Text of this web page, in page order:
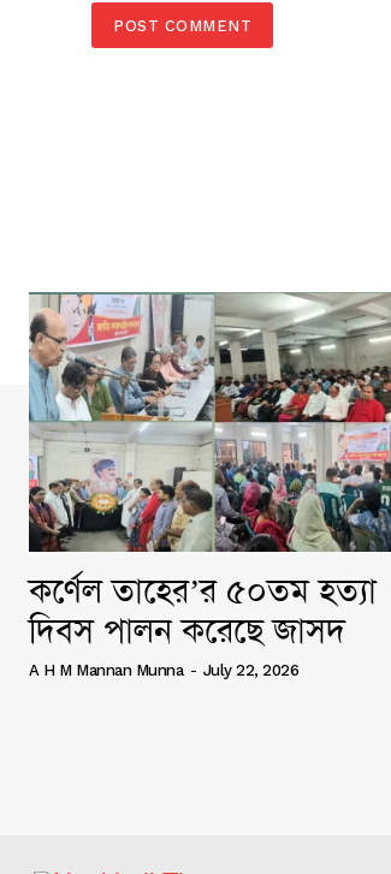
কর্ণেল তাহের’র ৫০তম হত্যা
দিবস পালন করেছে জাসদ
A H M Mannan Munna - July 22, 2026